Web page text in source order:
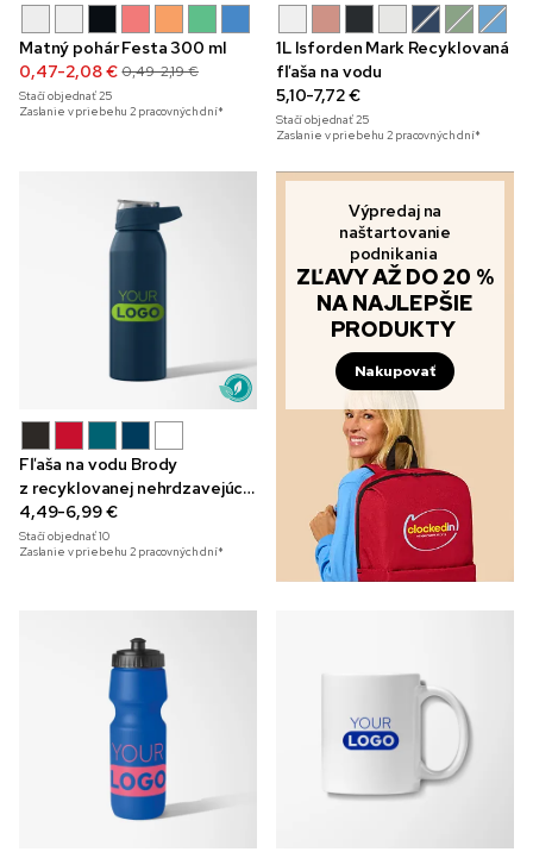
Matný pohár Festa 300 ml
0,47-2,08 € 0,49-2,19 €
Stačí objednať25
Zaslanie v priebehu 2 pracovných dní*
1L Isforden Mark Recyklovaná
fľaša na vodu
5,10-7,72 €
Stačí objednať25
Zaslanie v priebehu 2 pracovných dní*
Fľaša na vodu Brody
z recyklovanej nehrdzavejúcej
ocele, 710 ml
4,49-6,99 €
Stačí objednať10
Zaslanie v priebehu 2 pracovných dní*
Výpredaj na
naštartovanie
podnikania
ZĽAVY AŽ DO 20 %
NA NAJLEPŠIE
PRODUKTY
Nakupovať